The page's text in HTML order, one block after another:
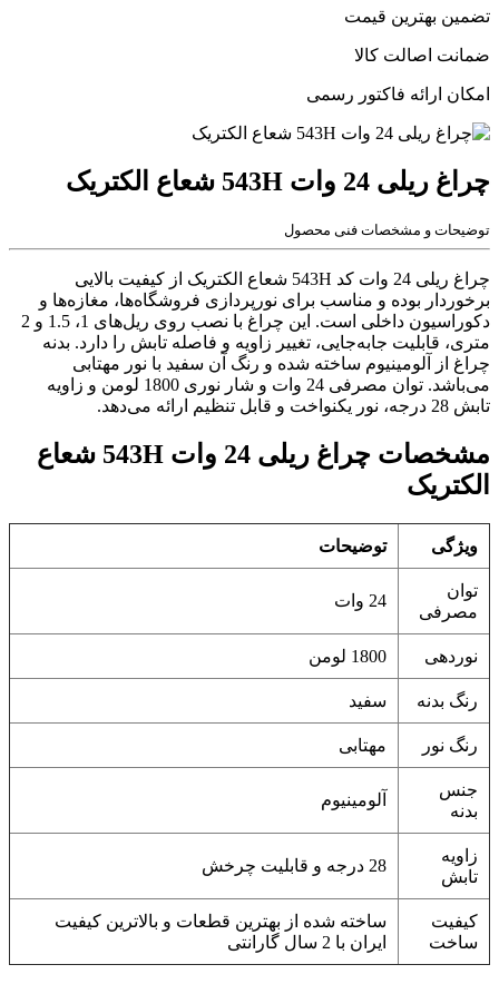
تضمین بهترین قیمت
ضمانت اصالت کالا
امکان ارائه فاکتور رسمی
چراغ ریلی 24 وات 543H شعاع الکتریک
توضیحات و مشخصات فنی محصول
چراغ ریلی 24 وات کد 543H شعاع الکتریک از کیفیت بالایی
برخوردار بوده و مناسب برای نورپردازی فروشگاه‌ها، مغازه‌ها و
دکوراسیون داخلی است. این چراغ با نصب روی ریل‌های 1، 1.5 و 2
متری، قابلیت جابه‌جایی، تغییر زاویه و فاصله تابش را دارد. بدنه
چراغ از آلومینیوم ساخته شده و رنگ آن سفید با نور مهتابی
می‌باشد. توان مصرفی 24 وات و شار نوری 1800 لومن و زاویه
تابش 28 درجه، نور یکنواخت و قابل تنظیم ارائه می‌دهد.
مشخصات چراغ ریلی 24 وات 543H شعاع
الکتریک
ویژگی توضیحات
توان
مصرفی
24 وات
نوردهی 1800 لومن
رنگ بدنه سفید
رنگ نور مهتابی
جنس
بدنه
آلومینیوم
زاویه
تابش
28 درجه و قابلیت چرخش
کیفیت
ساخت
ساخته شده از بهترین قطعات و بالاترین کیفیت
ایران با 2 سال گارانتی